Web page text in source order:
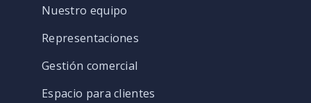
Nuestro equipo
Representaciones
Gestión comercial
Espacio para clientes